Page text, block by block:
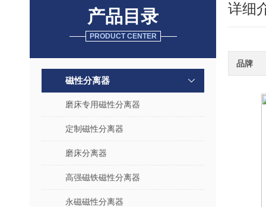
产品目录
PRODUCT CENTER
磁性分离器
磨床专用磁性分离器
定制磁性分离器
磨床分离器
高强磁铁磁性分离器
永磁磁性分离器
详细
品牌